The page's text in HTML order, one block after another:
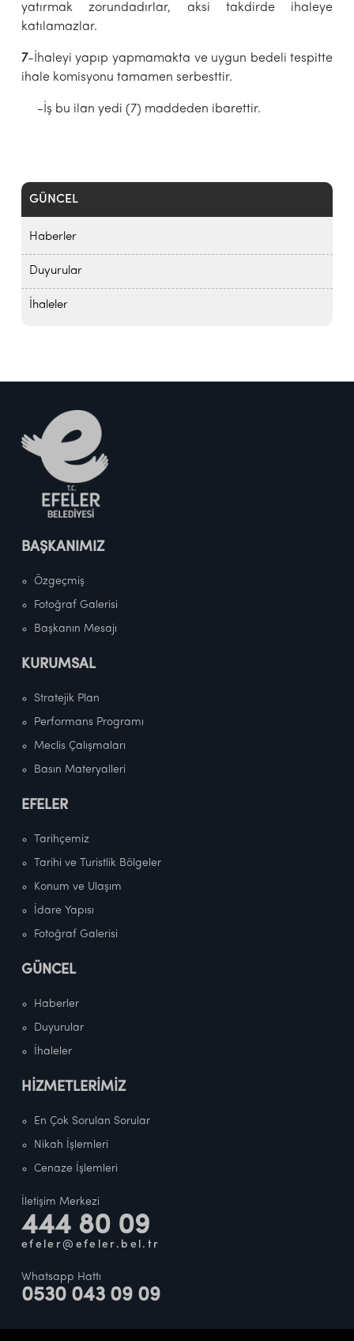
GÜNCEL
Haberler
Duyurular
İhaleler
yatırmak zorundadırlar, aksi takdirde ihaleye
katılamazlar.
7-İhaleyi yapıp yapmamakta ve uygun bedeli tespitte
ihale komisyonu tamamen serbesttir.
-İş bu ilan yedi (7) maddeden ibarettir.
BAŞKANIMIZ
Özgeçmiş
Fotoğraf Galerisi
Başkanın Mesajı
KURUMSAL
Stratejik Plan
Performans Programı
Meclis Çalışmaları
Basın Materyalleri
EFELER
Tarihçemiz
Tarihi ve Turistlik Bölgeler
Konum ve Ulaşım
İdare Yapısı
Fotoğraf Galerisi
GÜNCEL
Haberler
Duyurular
İhaleler
HİZMETLERİMİZ
En Çok Sorulan Sorular
Nikah İşlemleri
Cenaze İşlemleri
İletişim Merkezi
444 80 09
efeler@efeler.bel.tr
Whatsapp Hattı
0530 043 09 09